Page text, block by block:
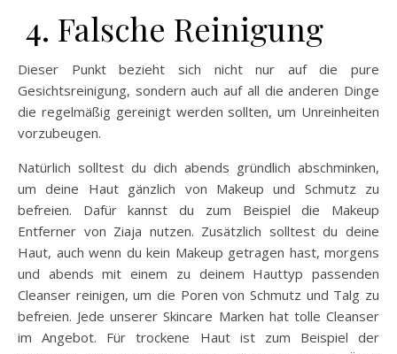
4. Falsche Reinigung
Dieser Punkt bezieht sich nicht nur auf die pure
Gesichtsreinigung, sondern auch auf all die anderen Dinge
die regelmäßig gereinigt werden sollten, um Unreinheiten
vorzubeugen.
Natürlich solltest du dich abends gründlich abschminken,
um deine Haut gänzlich von Makeup und Schmutz zu
befreien. Dafür kannst du zum Beispiel die Makeup
Entferner von Ziaja nutzen. Zusätzlich solltest du deine
Haut, auch wenn du kein Makeup getragen hast, morgens
und abends mit einem zu deinem Hauttyp passenden
Cleanser reinigen, um die Poren von Schmutz und Talg zu
befreien. Jede unserer Skincare Marken hat tolle Cleanser
im Angebot. Für trockene Haut ist zum Beispiel der